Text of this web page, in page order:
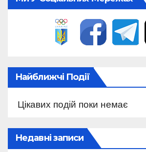
Найближчі Події
Цікавих подій поки немає
Недавні записи